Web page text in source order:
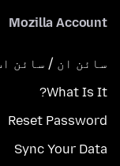
Mozilla Account
سائن ان / سائن
What Is It?
Reset Password
Sync Your Data